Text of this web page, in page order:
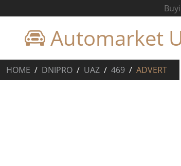
Automarket
HOME DNIPRO UAZ 469 ADVERT